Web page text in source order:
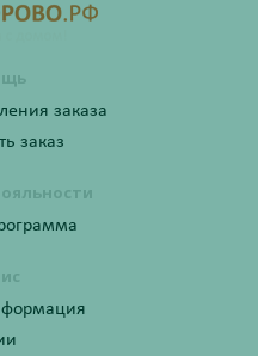
заказа
заказ